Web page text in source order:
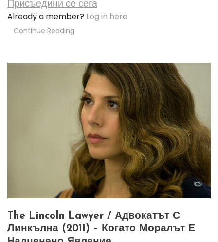
Присъедини се сега
Already a member? Log in here
Continue Reading
The Lincoln Lawyer / Адвокатът С
Линкълна (2011) – Когато Моралът Е